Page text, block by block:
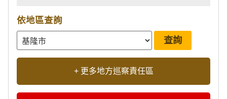
依地區查詢
+ 更多地方巡察責任區